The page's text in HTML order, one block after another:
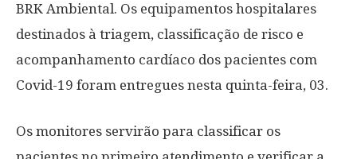
BRK Ambiental. Os equipamentos hospitalares
destinados à triagem, classificação de risco e
acompanhamento cardíaco dos pacientes com
Covid-19 foram entregues nesta quinta-feira, 03.
Os monitores servirão para classificar os